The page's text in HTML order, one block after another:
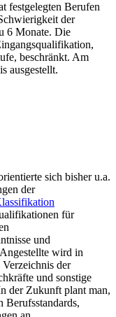
festgelegten Berufen
der
6 Monate. Die
beschränkt. Am
ausgestellt.
sich bisher u.a.
der
für
und
wird in
der
und sonstige
der Zukunft plant man,